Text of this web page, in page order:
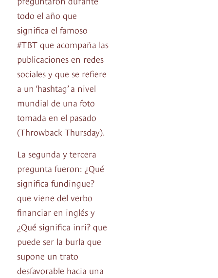
todo el año que
significa el famoso
#TBT que acompaña las
publicaciones en redes
sociales y que se refiere
a un ‘hashtag’ a nivel
mundial de una foto
tomada en el pasado
(Throwback Thursday).
La segunda y tercera
pregunta fueron: ¿Qué
significa fundingue?
que viene del verbo
financiar en inglés y
¿Qué significa inri? que
puede ser la burla que
supone un trato
desfavorable hacia una